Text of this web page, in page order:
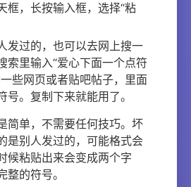
框，长按输入框，选择“粘
发过的，也可以去网上搜一
索里输入“爱心下面一个点符
些网页或者贴吧帖子，里面
号。复制下来就能用了。
简单，不需要任何技巧。坏
是别人发过的，可能格式会
候粘贴出来会变成两个字
的符号。